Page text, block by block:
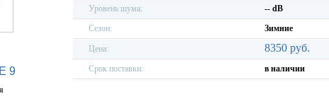
9
Уровень шума:
-- dB
Сезон:
Зимние
Цена: 8350 руб.
Срок поставки: в наличии